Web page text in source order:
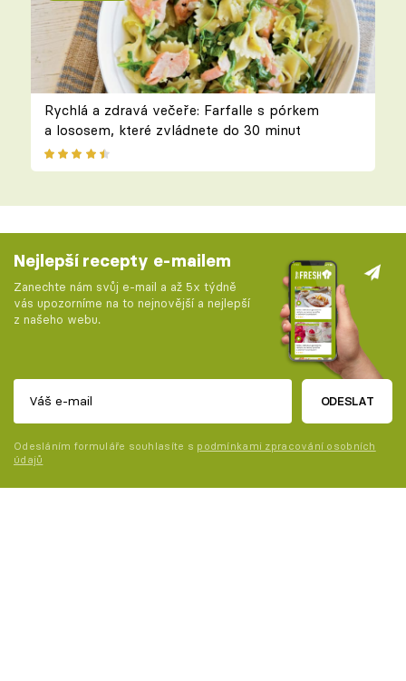
Rychlá a zdravá večeře: Farfalle s pórkem
a lososem, které zvládnete do 30 minut
Nejlepší recepty e-mailem
Zanechte nám svůj e-mail a až 5x týdně
vás upozorníme na to nejnovější a nejlepší
z našeho webu.
ODESLAT
Odesláním formuláře souhlasíte s podmínkami zpracování osobních
údajů